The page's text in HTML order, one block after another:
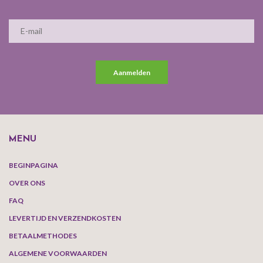
Aanmelden
MENU
BEGINPAGINA
OVER ONS
FAQ
LEVERTIJD EN VERZENDKOSTEN
BETAALMETHODES
ALGEMENE VOORWAARDEN